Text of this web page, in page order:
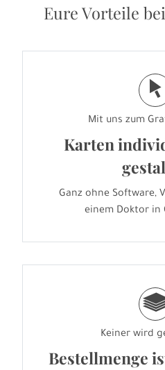
Eure Vorteile
j
Mit uns zum
Karten
Ganz ohne Software,
einem Doktor in
Keiner wird
Bestellmenge